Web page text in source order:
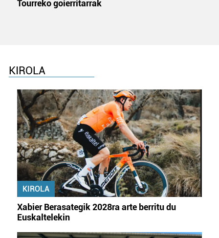
Tourreko goierritarrak
KIROLA
KIROLA
Xabier Berasategik 2028ra arte berritu du
Euskaltelekin